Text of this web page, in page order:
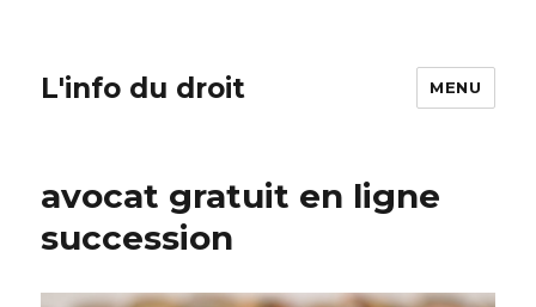
L'info du droit MENU
avocat gratuit en ligne
succession